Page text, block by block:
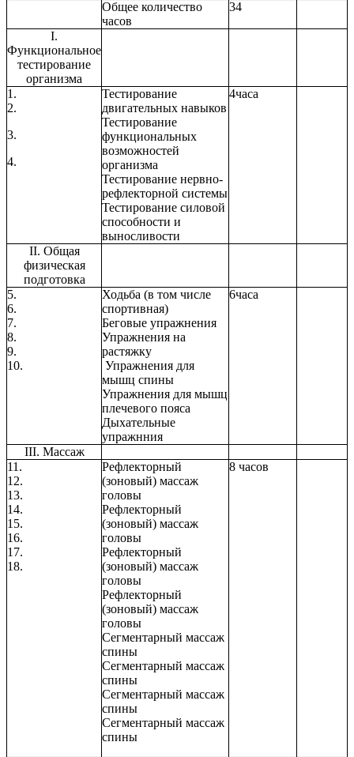
Общее количество
часов
34
I.
Функциональное
тестирование
организма
1.
2.
3.
4.
Тестирование
двигательных навыков
Тестирование
функциональных
возможностей
организма
Тестирование нервно-
рефлекторной системы
Тестирование силовой
способности и
выносливости
4часа
II. Общая
физическая
подготовка
5.
6.
7.
8.
9.
10.
Ходьба (в том числе
спортивная)
Беговые упражнения
Упражнения на
растяжку
Упражнения для
мышц спины
Упражнения для мышц
плечевого пояса
Дыхательные
упражнния
6часа
III. Массаж
11.
12.
13.
14.
15.
16.
17.
18.
Рефлекторный
(зоновый) массаж
головы
Рефлекторный
(зоновый) массаж
головы
Рефлекторный
(зоновый) массаж
головы
Рефлекторный
(зоновый) массаж
головы
Сегментарный массаж
спины
Сегментарный массаж
спины
Сегментарный массаж
спины
Сегментарный массаж
спины
8 часов